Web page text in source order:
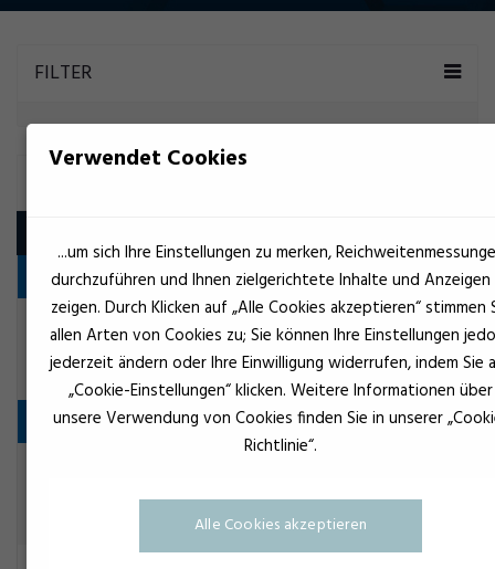
FILTER
Flanschdichtung
Loctite 5615
Flanschdichtung
Schwarz
Konstruktionskleber
Konstruktionskleber
Verwendet Cookies
...um sich Ihre Einstellungen zu merken,
durchzuführen und Ihnen zielgerichtete Inhalte und Anzeigen
zeigen. Durch Klicken auf „Alle Cookies akzeptieren“ stimmen
allen Arten von Cookies zu; Sie können Ihre Einstellungen
jederzeit ändern oder Ihre Einwilligung widerrufen, indem Sie
„Cookie-Einstellungen“ klicken. Weitere Informationen über
unsere Verwendung von Cookies finden Sie in unserer
Richtlinie“.
Alle Cookies akzeptieren